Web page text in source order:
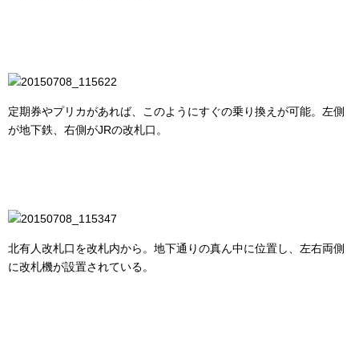
定期券やプリカがあれば、このようにすぐの乗り換えが可能。左側
が地下鉄、右側がJRの改札口。
北有人改札口を改札内から。地下通りの真ん中に位置し、左右両側
に改札機が設置されている。